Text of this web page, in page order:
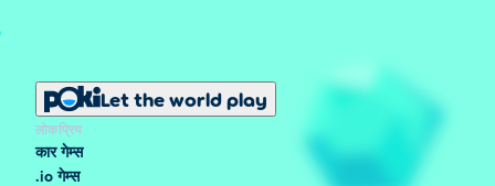
Let the world play
लोकप्रिय
कार गेम्स
.io गेम्स